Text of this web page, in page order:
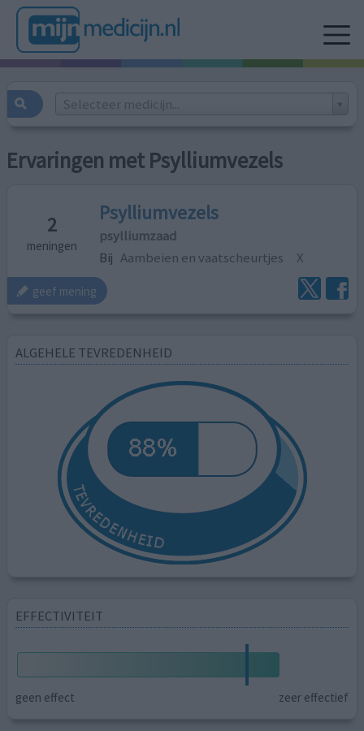
Selecteer medicijn...
Ervaringen met Psylliumvezels
2
meningen
Psylliumvezels
psylliumzaad
Bij Aambeien en vaatscheurtjes X
geef mening
ALGEHELE TEVREDENHEID
EFFECTIVITEIT
geen effect zeer effectief